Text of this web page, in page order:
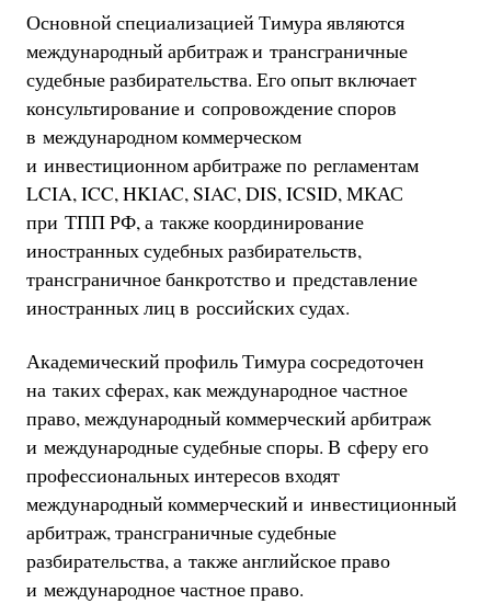
Основной специализацией Тимура являются
международный арбитраж и трансграничные
судебные разбирательства. Его опыт включает
консультирование и сопровождение споров
в международном коммерческом
и инвестиционном арбитраже по регламентам
LCIA, ICC, HKIAC, SIAC, DIS, ICSID, МКАС
при ТПП РФ, а также координирование
иностранных судебных разбирательств,
трансграничное банкротство и представление
иностранных лиц в российских судах.
Академический профиль Тимура сосредоточен
на таких сферах, как международное частное
право, международный коммерческий арбитраж
и международные судебные споры. В сферу его
профессиональных интересов входят
международный коммерческий и инвестиционный
арбитраж, трансграничные судебные
разбирательства, а также английское право
и международное частное право.